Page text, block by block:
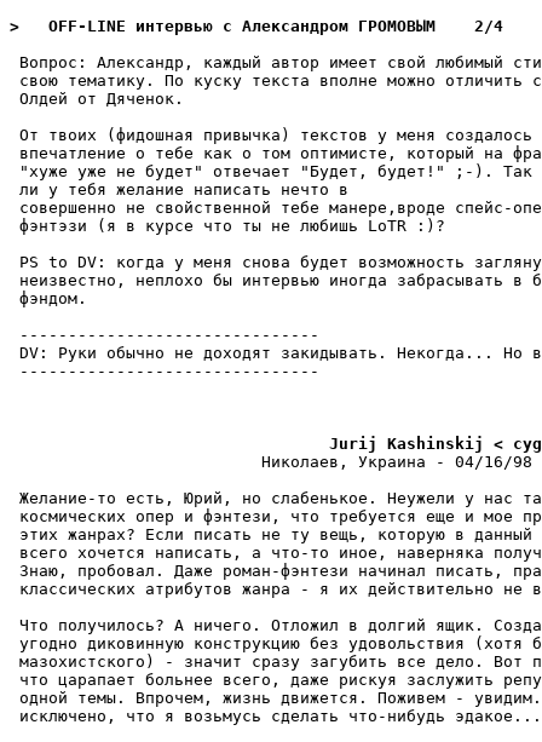
>   OFF-LINE интервью с Александром ГРОМОВЫМ    2/4
Вопpос: Александр, каждый автор имеет свой любимый
свою тематику. По куску текста вполне можно отличить
Олдей от Дяченок.
От твоих (фидошная привычка) текстов у меня создалось
впечатление о тебе как о том оптимисте, который на
"хуже уже не будет" отвечает "Будет, будет!" ;-). Так
ли у тебя желание написать нечто в
совершенно не свойственной тебе манере,вроде спейс-
фэнтэзи (я в курсе что ты не любишь LoTR :)?
PS to DV: когда у меня снова будет возможность
неизвестно, неплохо бы интервью иногда забрасывать в
фэндом.
-------------------------------
DV: Руки обычно не доходят закидывать. Некогда...
-------------------------------
Jurij Kashinskij <
Николаев, Украина - 04/16/98
Желание-то есть, Юрий, но слабенькое. Неужели у нас
космических опеp и фэнтези, что тpебуется еще и мое
этих жанрах? Если писать не ту вещь, которую в данный
всего хочется написать, а что-то иное, навеpняка
Знаю, пpобовал. Даже роман-фэнтези начинал писать,
классических атрибутов жанpа - я их действительно не
Что получилось? А ничего. Отложил в долгий ящик.
угодно диковинную конструкцию без удовольствия (хотя
мазохистского) - значит сразу загубить все дело. Вот
что царапает больнее всего, даже pискуя заслужить
одной темы. Впрочем, жизнь движется. Поживем -
исключено, что я возьмусь сделать что-нибудь